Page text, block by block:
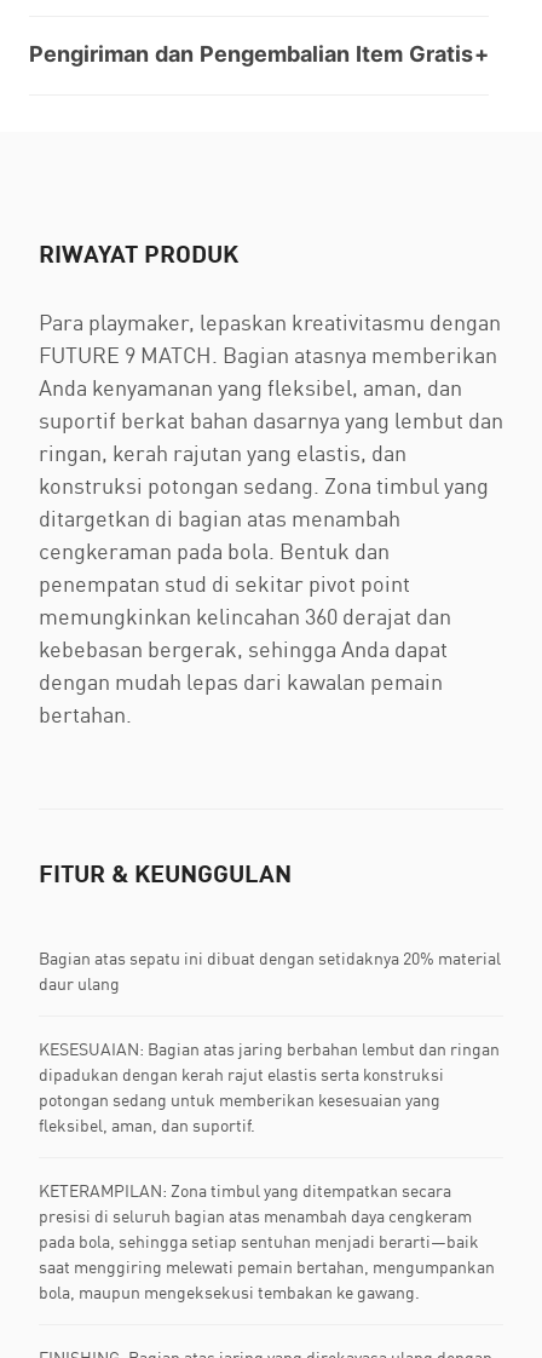
Pengiriman dan Pengembalian Item Gratis
RIWAYAT PRODUK
Para playmaker, lepaskan kreativitasmu dengan
FUTURE 9 MATCH. Bagian atasnya memberikan
Anda kenyamanan yang fleksibel, aman, dan
suportif berkat bahan dasarnya yang lembut dan
ringan, kerah rajutan yang elastis, dan
konstruksi potongan sedang. Zona timbul yang
ditargetkan di bagian atas menambah
cengkeraman pada bola. Bentuk dan
penempatan stud di sekitar pivot point
memungkinkan kelincahan 360 derajat dan
kebebasan bergerak, sehingga Anda dapat
dengan mudah lepas dari kawalan pemain
bertahan.
FITUR & KEUNGGULAN
Bagian atas sepatu ini dibuat dengan setidaknya 20% material
daur ulang
KESESUAIAN: Bagian atas jaring berbahan lembut dan ringan
dipadukan dengan kerah rajut elastis serta konstruksi
potongan sedang untuk memberikan kesesuaian yang
fleksibel, aman, dan suportif.
KETERAMPILAN: Zona timbul yang ditempatkan secara
presisi di seluruh bagian atas menambah daya cengkeram
pada bola, sehingga setiap sentuhan menjadi berarti—baik
saat menggiring melewati pemain bertahan, mengumpankan
bola, maupun mengeksekusi tembakan ke gawang.